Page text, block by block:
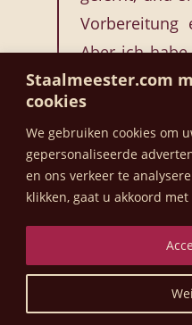
Staalmeester.com
cookies
We gebruiken cookies om
gepersonaliseerde
en ons verkeer te
klikken, gaat u akkoord
Vorbereitung
Aber ich
Heimwerkern
Zum
müssten,
Ich habe
Erstens: